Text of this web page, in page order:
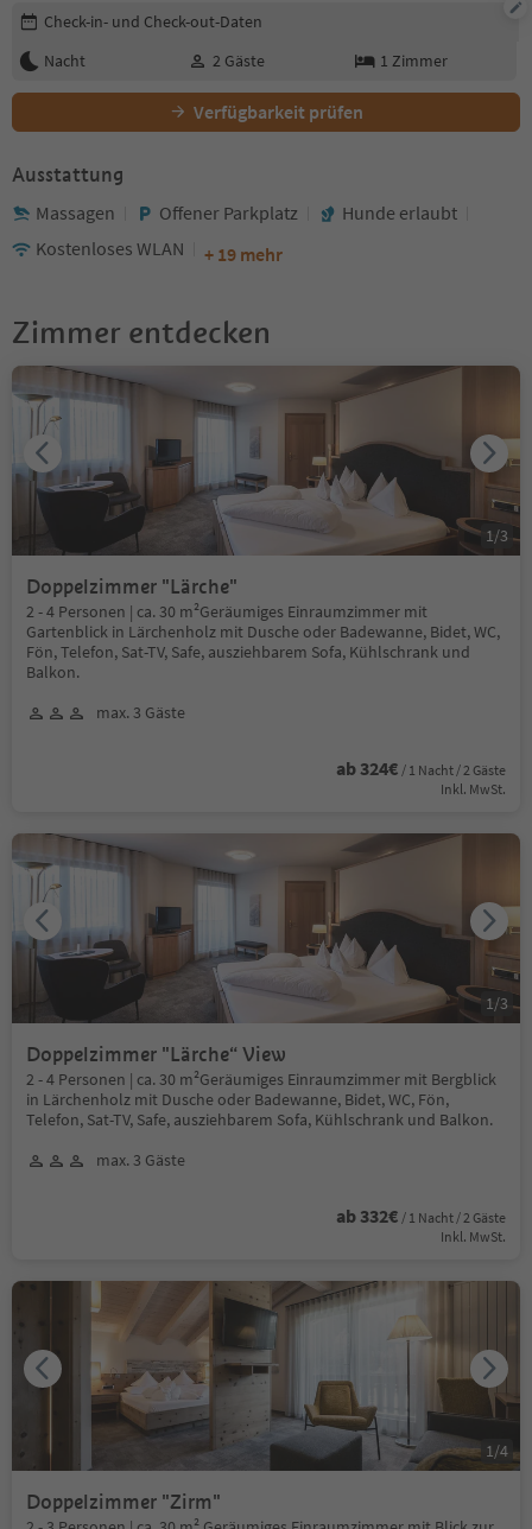
Buchungsdetails bearbeiten
Check-in- und Check-out-Daten
Nacht
2 Gäste 1 Zimmer
Verfügbarkeit prüfen
Ausstattung
Massagen Offener Parkplatz
Hunde erlaubt
Kostenloses WLAN
+ 19 mehr
Zimmer entdecken
Doppelzimmer "Lärche"
2 - 4 Personen | ca. 30 m²Geräumiges Einraumzimmer mit
Gartenblick in Lärchenholz mit Dusche oder Badewanne, Bidet, WC,
Fön, Telefon, Sat-TV, Safe, ausziehbarem Sofa, Kühlschrank und
Balkon.
max. 3 Gäste
ab 324€ / 1 Nacht / 2 Gäste
Inkl. MwSt.
1/3
Doppelzimmer "Lärche“ View
2 - 4 Personen | ca. 30 m²Geräumiges Einraumzimmer mit Bergblick
in Lärchenholz mit Dusche oder Badewanne, Bidet, WC, Fön,
Telefon, Sat-TV, Safe, ausziehbarem Sofa, Kühlschrank und Balkon.
max. 3 Gäste
ab 332€ / 1 Nacht / 2 Gäste
Inkl. MwSt.
1/3
Doppelzimmer "Zirm"
1/4